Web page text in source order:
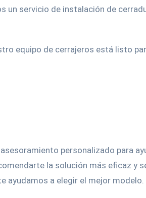
un servicio de instalación de
equipo de cerrajeros está listo
personalizado para
la solución más eficaz y
ayudamos a elegir el mejor modelo.